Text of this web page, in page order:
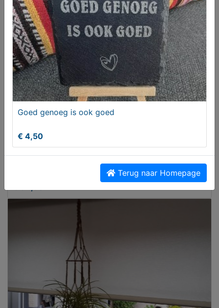
fisch scale
€ 99,95
2 VERZILVERDE TOASTREKJES
Goed genoeg is ook goed
€ 4,50
Terug naar Homepage